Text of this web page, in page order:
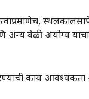
वेळी अयोग्य
काय